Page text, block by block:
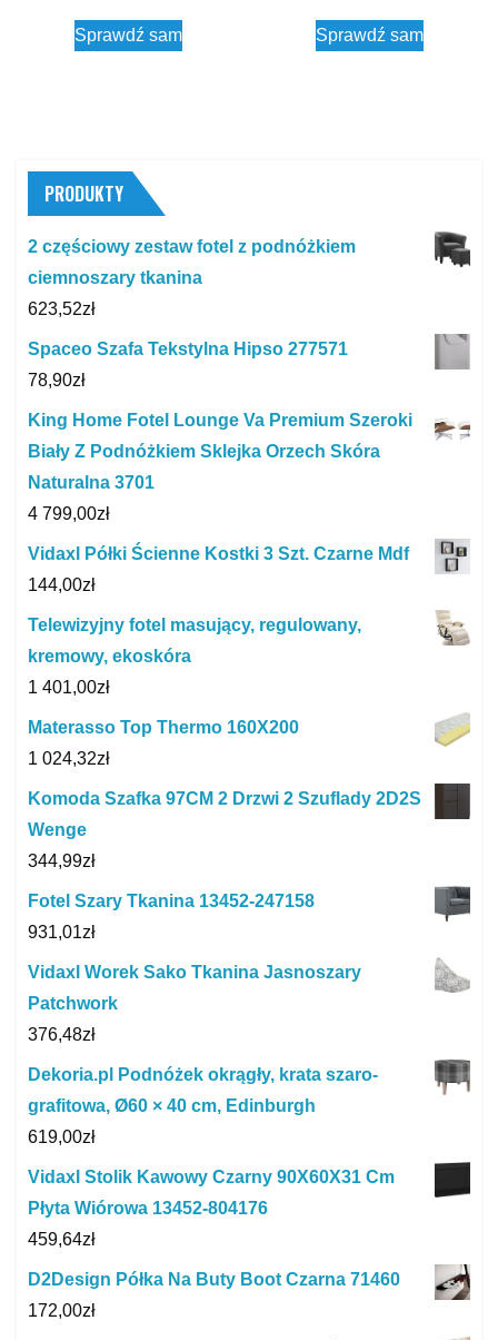
Sprawdź sam Sprawdź sam
PRODUKTY
2 częściowy zestaw fotel z podnóżkiem
ciemnoszary tkanina
623,52zł
Spaceo Szafa Tekstylna Hipso 277571
78,90zł
King Home Fotel Lounge Va Premium Szeroki
Biały Z Podnóżkiem Sklejka Orzech Skóra
Naturalna 3701
4 799,00zł
Vidaxl Półki Ścienne Kostki 3 Szt. Czarne Mdf
144,00zł
Telewizyjny fotel masujący, regulowany,
kremowy, ekoskóra
1 401,00zł
Materasso Top Thermo 160X200
1 024,32zł
Komoda Szafka 97CM 2 Drzwi 2 Szuflady 2D2S
Wenge
344,99zł
Fotel Szary Tkanina 13452-247158
931,01zł
Vidaxl Worek Sako Tkanina Jasnoszary
Patchwork
376,48zł
Dekoria.pl Podnóżek okrągły, krata szaro-
grafitowa, Ø60 × 40 cm, Edinburgh
619,00zł
Vidaxl Stolik Kawowy Czarny 90X60X31 Cm
Płyta Wiórowa 13452-804176
459,64zł
D2Design Półka Na Buty Boot Czarna 71460
172,00zł